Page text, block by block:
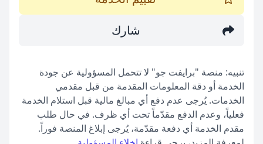
شارك
تنبيه: منصة "برايفت جو" لا تتحمل المسؤولية عن جودة
الخدمة أو دقة المعلومات المقدمة من قبل مقدمي
الخدمات. يُرجى عدم دفع أي مبالغ مالية قبل استلام الخدمة
فعلياً، وعدم الدفع مقدّماً تحت أي ظرف. في حال طلب
مقدم الخدمة أي دفعة مقدّمة، يُرجى إبلاغ المنصة فوراً.